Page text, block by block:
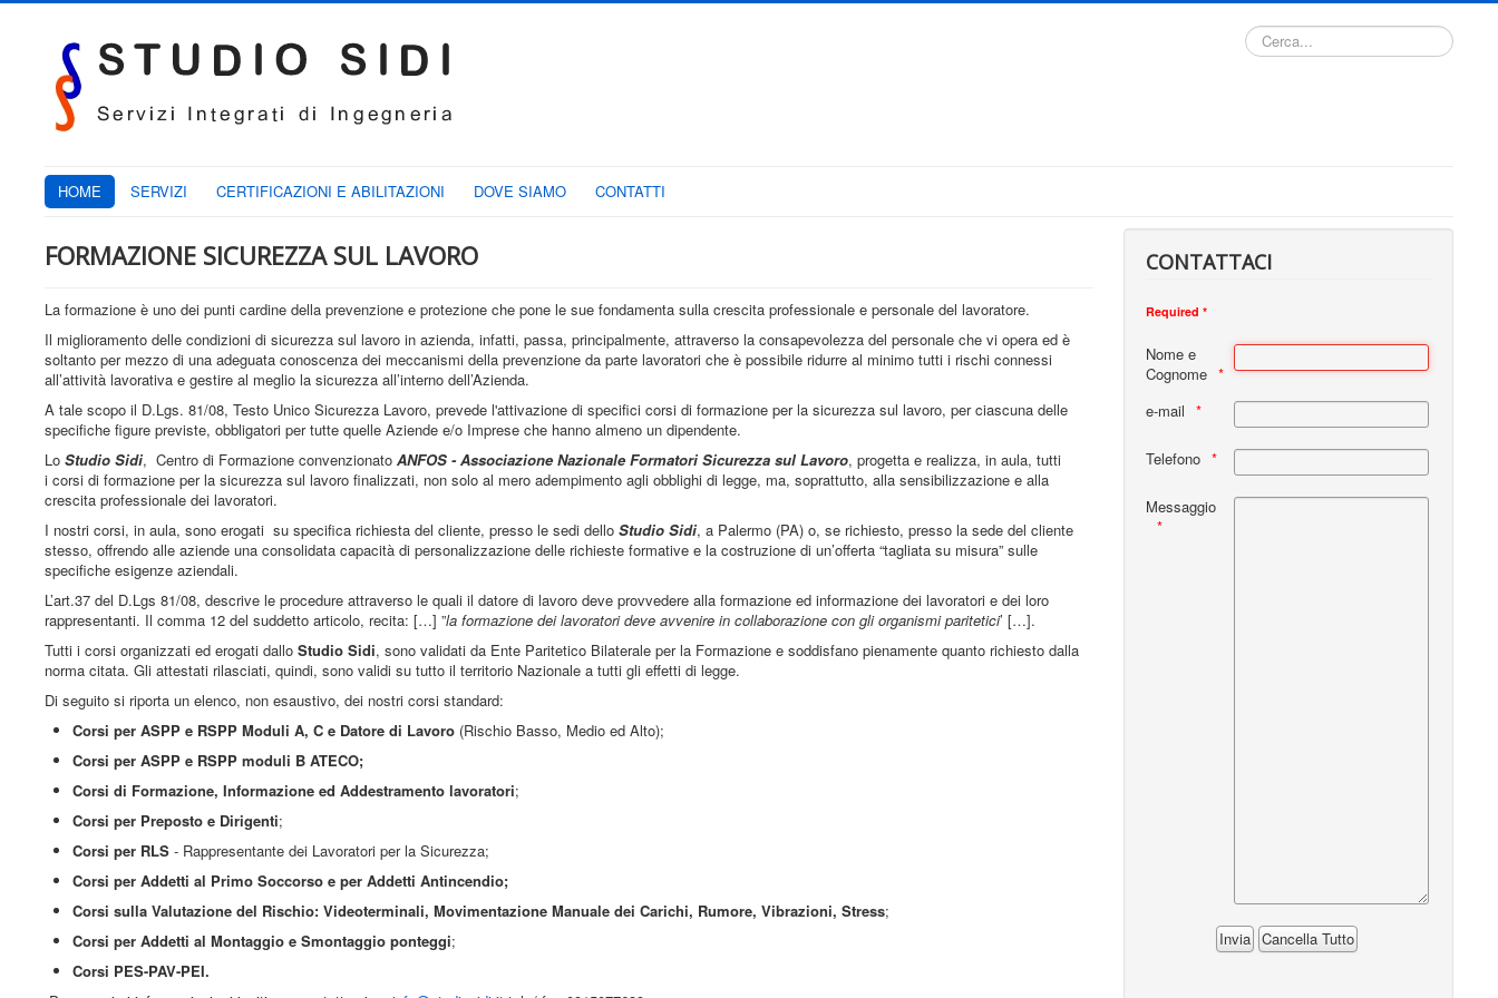
Cerca...
HOME SERVIZI CERTIFICAZIONI E ABILITAZIONI DOVE SIAMO CONTATTI
FORMAZIONE SICUREZZA SUL LAVORO
La formazione è uno dei punti cardine della prevenzione e protezione che pone le sue fondamenta sulla crescita professionale e personale del lavoratore.
Il miglioramento delle condizioni di sicurezza sul lavoro in azienda, infatti, passa, principalmente, attraverso la consapevolezza del personale che vi opera ed è
soltanto per mezzo di una adeguata conoscenza dei meccanismi della prevenzione da parte lavoratori che è possibile ridurre al minimo tutti i rischi connessi
all’attività lavorativa e gestire al meglio la sicurezza all’interno dell’Azienda.
A tale scopo il D.Lgs. 81/08, Testo Unico Sicurezza Lavoro, prevede l'attivazione di specifici corsi di formazione per la sicurezza sul lavoro, per ciascuna delle
specifiche figure previste, obbligatori per tutte quelle Aziende e/o Imprese che hanno almeno un dipendente.
Lo Studio Sidi, Centro di Formazione convenzionato ANFOS - Associazione Nazionale Formatori Sicurezza sul Lavoro, progetta e realizza, in aula, tutti
i corsi di formazione per la sicurezza sul lavoro finalizzati, non solo al mero adempimento agli obblighi di legge, ma, soprattutto, alla sensibilizzazione e alla
crescita professionale dei lavoratori.
I nostri corsi, in aula, sono erogati su specifica richiesta del cliente, presso le sedi dello Studio Sidi, a Palermo (PA) o, se richiesto, presso la sede del cliente
stesso, offrendo alle aziende una consolidata capacità di personalizzazione delle richieste formative e la costruzione di un’offerta “tagliata su misura” sulle
specifiche esigenze aziendali.
L’art.37 del D.Lgs 81/08, descrive le procedure attraverso le quali il datore di lavoro deve provvedere alla formazione ed informazione dei lavoratori e dei loro
rappresentanti. Il comma 12 del suddetto articolo, recita: […] ”la formazione dei lavoratori deve avvenire in collaborazione con gli organismi paritetici’ […].
Tutti i corsi organizzati ed erogati dallo Studio Sidi, sono validati da Ente Paritetico Bilaterale per la Formazione e soddisfano pienamente quanto richiesto dalla
norma citata. Gli attestati rilasciati, quindi, sono validi su tutto il territorio Nazionale a tutti gli effetti di legge.
Di seguito si riporta un elenco, non esaustivo, dei nostri corsi standard:
Corsi per ASPP e RSPP Moduli A, C e Datore di Lavoro (Rischio Basso, Medio ed Alto);
Corsi per ASPP e RSPP moduli B ATECO;
Corsi di Formazione, Informazione ed Addestramento lavoratori;
Corsi per Preposto e Dirigenti;
Corsi per RLS - Rappresentante dei Lavoratori per la Sicurezza;
Corsi per Addetti al Primo Soccorso e per Addetti Antincendio;
Corsi sulla Valutazione del Rischio: Videoterminali, Movimentazione Manuale dei Carichi, Rumore, Vibrazioni, Stress;
Corsi per Addetti al Montaggio e Smontaggio ponteggi;
Corsi PES-PAV-PEI.
CONTATTACI
Required *
Nome e
Cognome
e-mail
Telefono
Messaggio